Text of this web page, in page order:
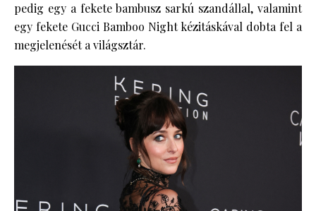
pedig egy a fekete bambusz sarkú szandállal, valamint
egy fekete Gucci Bamboo Night kézitáskával dobta fel a
megjelenését a világsztár.